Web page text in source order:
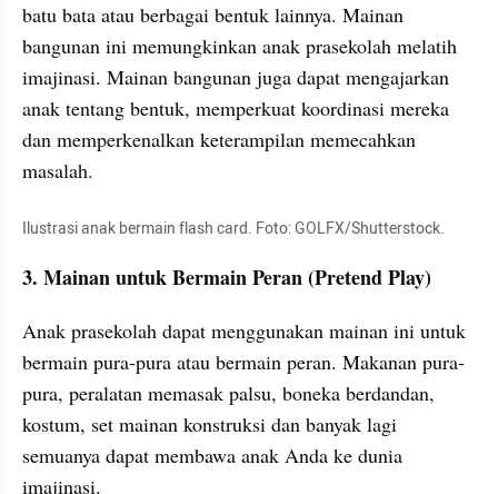
batu bata atau berbagai bentuk lainnya. Mainan
bangunan ini memungkinkan anak prasekolah melatih
imajinasi. Mainan bangunan juga dapat mengajarkan
anak tentang bentuk, memperkuat koordinasi mereka
dan memperkenalkan keterampilan memecahkan
masalah.
Ilustrasi anak bermain flash card. Foto: GOLFX/Shutterstock.
3. Mainan untuk Bermain Peran (Pretend Play)
Anak prasekolah dapat menggunakan mainan ini untuk
bermain pura-pura atau bermain peran. Makanan pura-
pura, peralatan memasak palsu, boneka berdandan,
kostum, set mainan konstruksi dan banyak lagi
semuanya dapat membawa anak Anda ke dunia
imajinasi.